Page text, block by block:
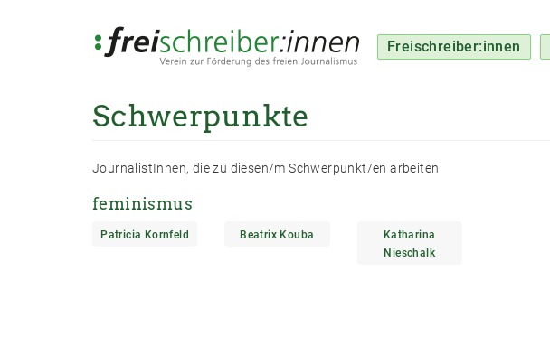
Freischreiber:innen
Schwerpunkte
JournalistInnen, die zu diesen/m Schwerpunkt/en arbeiten
feminismus
Patricia Kornfeld Beatrix Kouba
Katharina
Nieschalk